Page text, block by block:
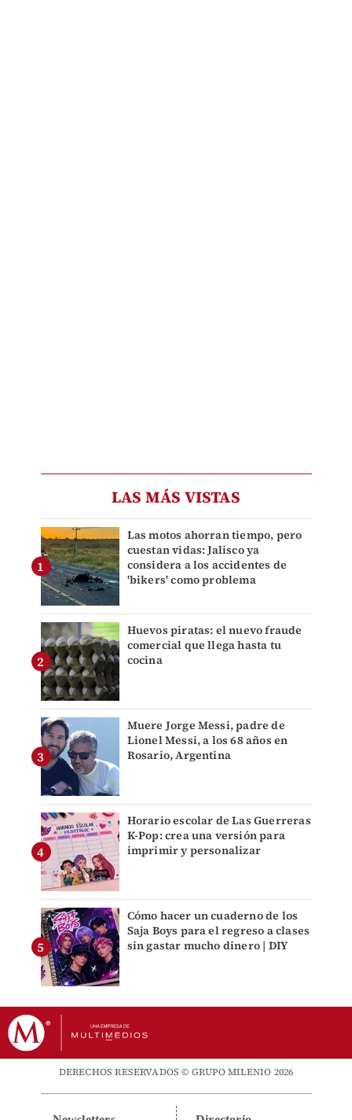
LAS MÁS VISTAS
Las motos ahorran tiempo, pero
cuestan vidas: Jalisco ya
considera a los accidentes de
'bikers' como problema
Huevos piratas: el nuevo fraude
comercial que llega hasta tu
cocina
Muere Jorge Messi, padre de
Lionel Messi, a los 68 años en
Rosario, Argentina
Horario escolar de Las Guerreras
K-Pop: crea una versión para
imprimir y personalizar
Cómo hacer un cuaderno de los
Saja Boys para el regreso a clases
sin gastar mucho dinero | DIY
DERECHOS RESERVADOS © GRUPO MILENIO 2026